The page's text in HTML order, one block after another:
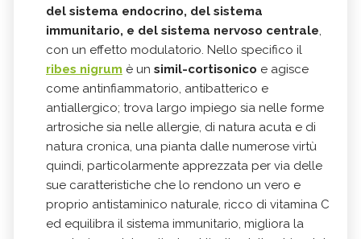
del sistema endocrino, del sistema
immunitario, e del sistema nervoso centrale,
con un effetto modulatorio. Nello specifico il
ribes nigrum è un simil-cortisonico e agisce
come antinfiammatorio, antibatterico e
antiallergico; trova largo impiego sia nelle forme
artrosiche sia nelle allergie, di natura acuta e di
natura cronica, una pianta dalle numerose virtù
quindi, particolarmente apprezzata per via delle
sue caratteristiche che lo rendono un vero e
proprio antistaminico naturale, ricco di vitamina C
ed equilibra il sistema immunitario, migliora la